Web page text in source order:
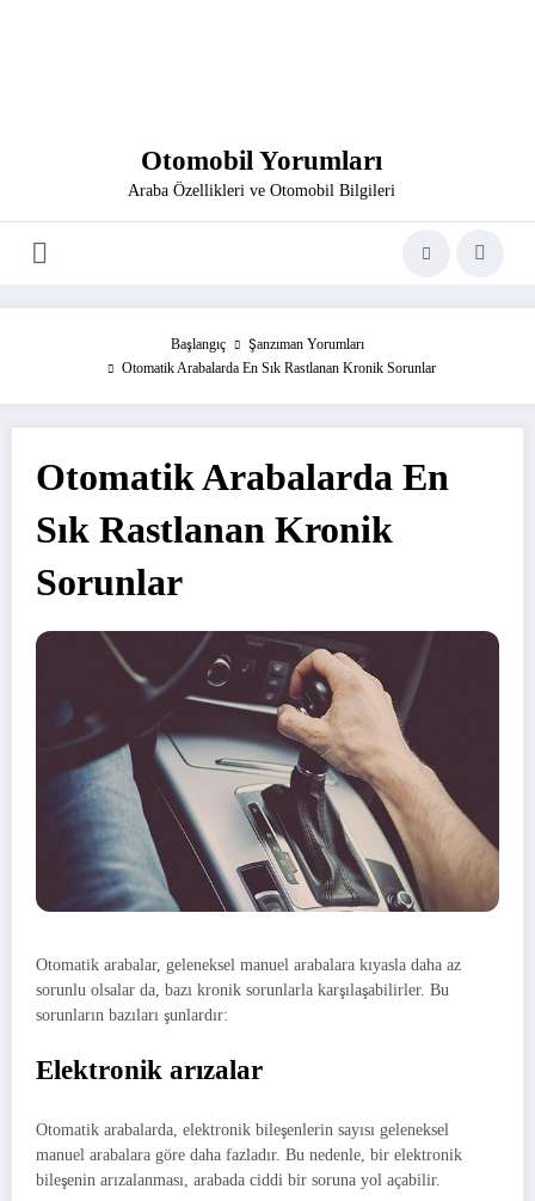
Otomobil Yorumları
Araba Özellikleri ve Otomobil Bilgileri
Başlangıç
Şanzıman Yorumları
Otomatik Arabalarda En Sık Rastlanan Kronik Sorunlar
Otomatik Arabalarda En
Sık Rastlanan Kronik
Sorunlar
Otomatik arabalar, geleneksel manuel arabalara kıyasla daha az
sorunlu olsalar da, bazı kronik sorunlarla karşılaşabilirler. Bu
sorunların bazıları şunlardır:
Elektronik arızalar
Otomatik arabalarda, elektronik bileşenlerin sayısı geleneksel
manuel arabalara göre daha fazladır. Bu nedenle, bir elektronik
bileşenin arızalanması, arabada ciddi bir soruna yol açabilir.